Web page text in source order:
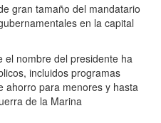
gran tamaño del mandatario
en la capital
el nombre del presidente ha
incluidos programas
ahorro para menores y hasta
de la Marina